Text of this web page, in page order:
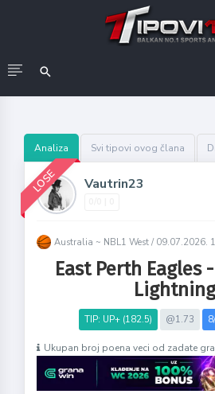
Analiza Svi tipovi ovog člana
LOSE Vautrin23
Australia ~ NBL1 West / 09.07.2026.
East Perth Eagles
Lightning
TIP: UP+ (182.5) @1.73
Ukupan broj poena veci od zadate